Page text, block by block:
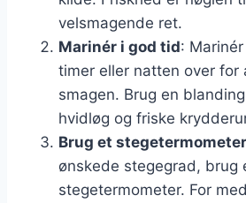
velsmagende ret.
Marinér i god tid:
timer eller natten over for
smagen. Brug en
hvidløg og friske
Brug et stegetermometer
ønskede stegegrad, brug
stegetermometer. For